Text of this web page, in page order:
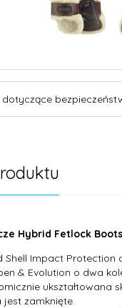
Hybrid Fetlock
Shell Impact Protection
& Evolution o dwa
ukształtowana
jest zamknięte.